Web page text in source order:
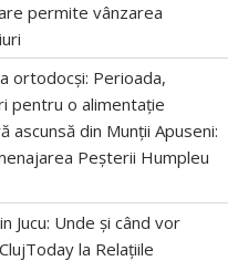
permite vânzarea
ortodocși: Perioada,
pentru o alimentație
ascunsă din Munții Apuseni:
Peșterii Humpleu
Jucu: Unde și când vor
la Relațiile